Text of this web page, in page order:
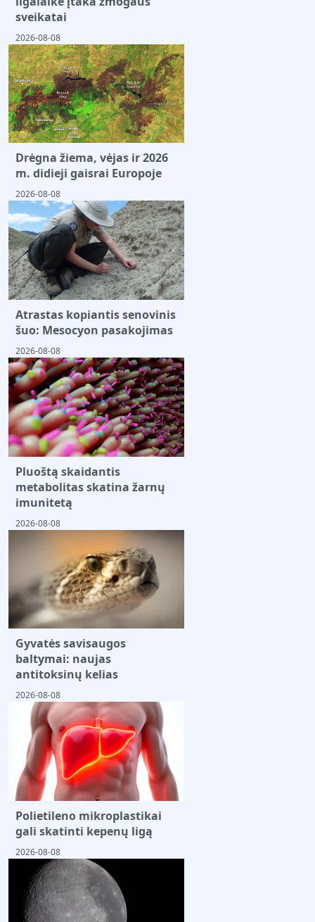
sveikatai
2026-08-08
Drėgna žiema, vėjas ir 2026
m. didieji gaisrai Europoje
2026-08-08
Atrastas kopiantis senovinis
šuo: Mesocyon pasakojimas
2026-08-08
Pluoštą skaidantis
metabolitas skatina žarnų
imunitetą
2026-08-08
Gyvatės savisaugos
baltymai: naujas
antitoksinų kelias
2026-08-08
Polietileno mikroplastikai
gali skatinti kepenų ligą
2026-08-08